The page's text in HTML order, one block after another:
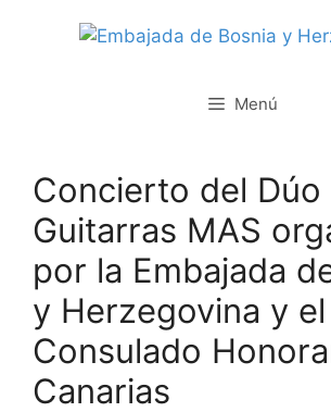
Menú
Concierto del Dúo
Guitarras MAS
por la Embajada
y Herzegovina y el
Consulado
Canarias